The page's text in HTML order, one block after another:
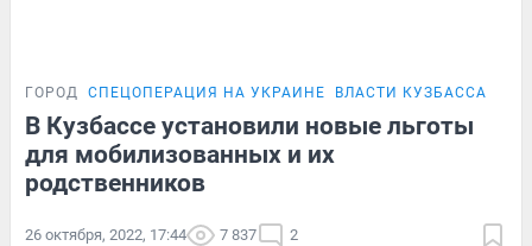
ГОРОД СПЕЦОПЕРАЦИЯ НА УКРАИНЕ ВЛАСТИ КУЗБАССА
В Кузбассе установили новые льготы
для мобилизованных и их
родственников
26 октября, 2022, 17:44 7 837 2